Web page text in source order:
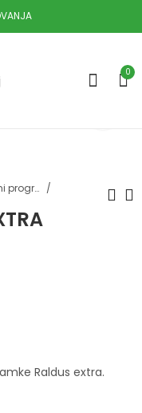
0
Zeleni program in krmljenje
Raldus extra.